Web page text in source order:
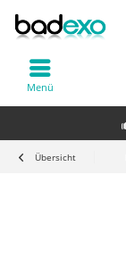
Menü
Übersicht